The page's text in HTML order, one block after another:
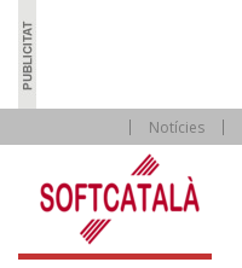
Notícies